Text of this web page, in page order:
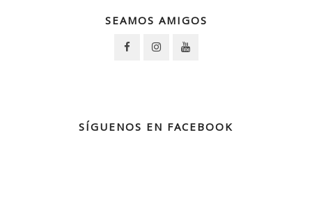
SEAMOS AMIGOS
SÍGUENOS EN FACEBOOK